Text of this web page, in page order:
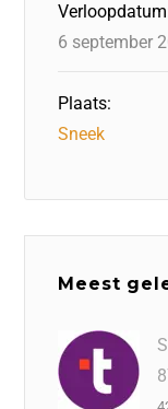
6 september
Plaats:
Sneek
Meest